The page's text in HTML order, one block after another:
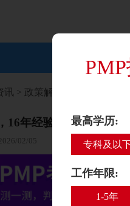
最高学历:
专科及以
工作年限:
1-5年
讯 > 政策解析
16年经验赋能，解锁证
02/05